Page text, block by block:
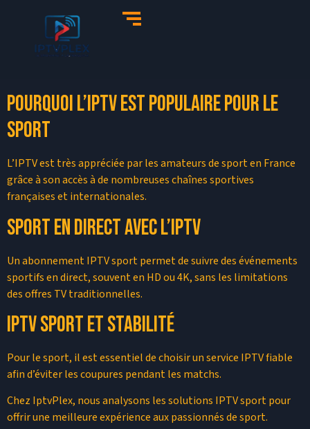
Pourquoi l’IPTV est populaire pour le
sport
L’IPTV est très appréciée par les amateurs de sport en France
grâce à son accès à de nombreuses chaînes sportives
françaises et internationales.
Sport en direct avec l’IPTV
Un abonnement IPTV sport permet de suivre des événements
sportifs en direct, souvent en HD ou 4K, sans les limitations
des offres TV traditionnelles.
IPTV sport et stabilité
Pour le sport, il est essentiel de choisir un service IPTV fiable
afin d’éviter les coupures pendant les matchs.
Chez IptvPlex, nous analysons les solutions IPTV sport pour
offrir une meilleure expérience aux passionnés de sport.